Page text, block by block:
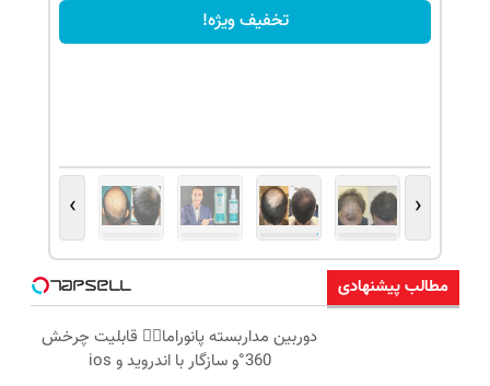
تخفیف ویژه!
‹
›
مطالب پیشنهادی
دوربین مداربسته پانوراما👈🏻 قابلیت چرخش
360°و سازگار با اندروید و ios